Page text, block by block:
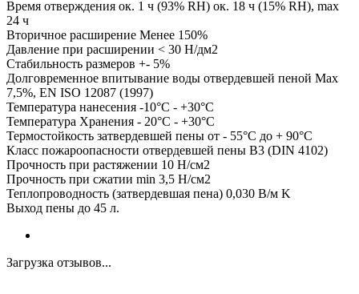
Время отверждения ок. 1 ч (93% RH) ок. 18 ч (15% RH), max
24 ч
Вторичное расширение Менее 150%
Давление при расширении < 30 Н/дм2
Стабильность размеров +- 5%
Долговременное впитывание воды отвердевшей пеной Max
7,5%, EN ISO 12087 (1997)
Температура нанесения -10°C - +30°C
Температура Хранения - 20°C - +30°C
Термостойкость затвердевшей пены от - 55°C до + 90°C
Класс пожароопасности отвердевшей пены В3 (DIN 4102)
Прочность при растяжении 10 Н/см2
Прочность при сжатии min 3,5 Н/см2
Теплопроводность (затвердевшая пена) 0,030 В/м K
Выход пены до 45 л.
Загрузка отзывов...